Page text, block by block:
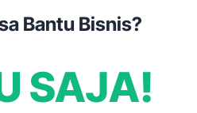
Bantu Bisnis?
SAJA!